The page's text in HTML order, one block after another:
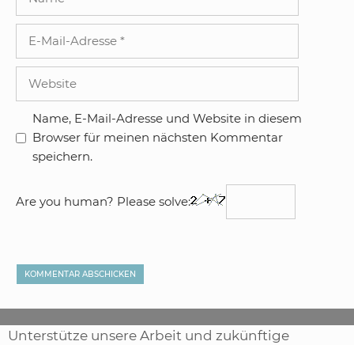
Adresse
Name, E-Mail-Adresse und Website in diesem
Browser für meinen nächsten Kommentar
speichern.
Are you human? Please solve:
Unterstütze unsere Arbeit und zukünftige